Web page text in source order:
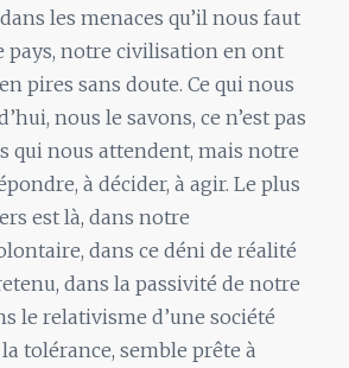
les menaces qu’il nous faut
pays, notre civilisation en ont
pires sans doute. Ce qui nous
nous le savons, ce n’est pas
qui nous attendent, mais notre
à décider, à agir. Le plus
est là, dans notre
dans ce déni de réalité
dans la passivité de notre
le relativisme d’une société
tolérance, semble prête à